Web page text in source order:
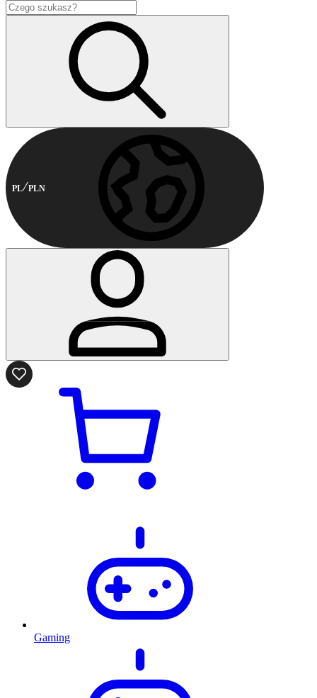
PL PLN
Gaming